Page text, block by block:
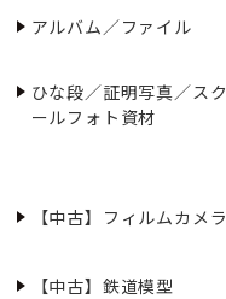
アルバム／ファイル
ひな段／証明写真／スク
ールフォト資材
【中古】フィルムカメラ
【中古】鉄道模型